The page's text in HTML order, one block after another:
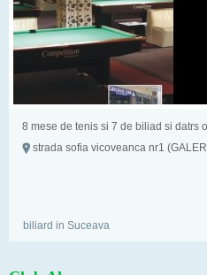
8 mese de tenis si 7 de biliad si datrs
strada sofia vicoveanca nr1
biliard in Suceava